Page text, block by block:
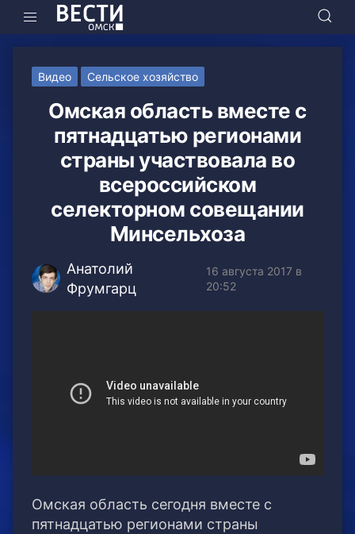
Видео Сельское хозяйство
Омская область вместе с
пятнадцатью регионами
страны участвовала во
всероссийском
селекторном совещании
Минсельхоза
Анатолий
Фрумгарц
16 августа 2017 в
20:52
Омская область сегодня вместе с
пятнадцатью регионами страны